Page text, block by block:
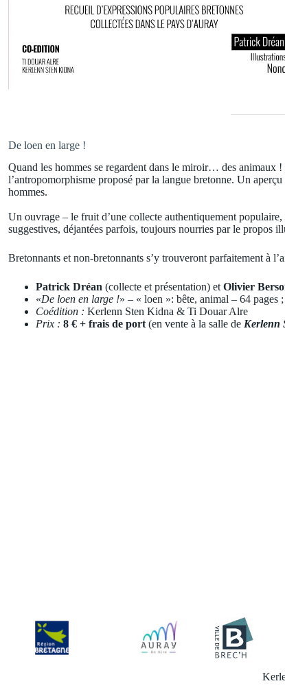
De loen en large !
Quand les hommes se regardent dans le miroir… des animaux
l’antropomorphisme proposé par la langue bretonne. Un
hommes.
Un ouvrage – le fruit d’une collecte authentiquement
suggestives, déjantées parfois, toujours nourries par le propos
Bretonnants et non-bretonnants s’y trouveront parfaitement à
Patrick Dréan (collecte et présentation) etOlivier
«De loen en large !» – « loen »: bête, animal – 64 pages
Coédition : Kerlenn Sten Kidna & Ti Douar Alre
Prix : 8 € + frais de port(en vente à la salle de Kerlenn